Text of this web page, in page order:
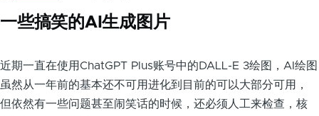
一些搞笑的AI生成图片
近期一直在使用ChatGPT Plus账号中的DALL-E 3绘图，AI绘图
虽然从一年前的基本还不可用进化到目前的可以大部分可用，
但依然有一些问题甚至闹笑话的时候，还必须人工来检查，核